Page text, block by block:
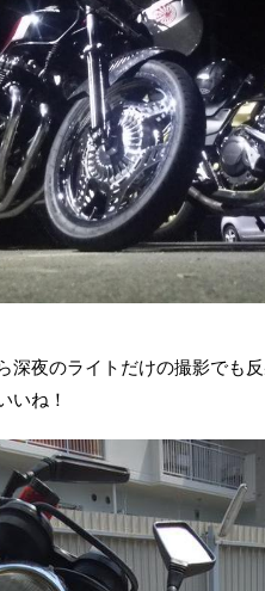
深夜のライトだけの撮影でも
いね！